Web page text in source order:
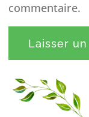
commentaire.